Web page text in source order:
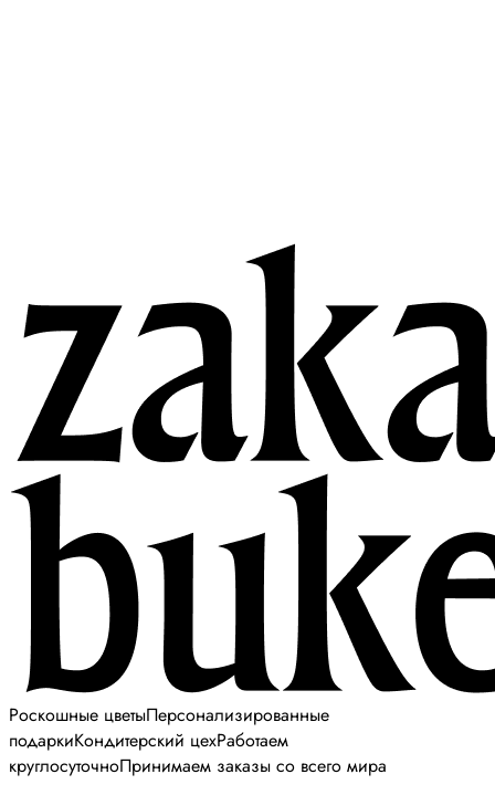
Роскошные цветыПерсонализированные
подаркиКондитерский цехРаботаем
круглосуточноПринимаем заказы со всего мира